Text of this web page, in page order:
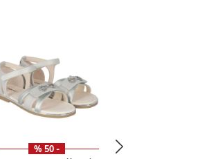
- 50 %